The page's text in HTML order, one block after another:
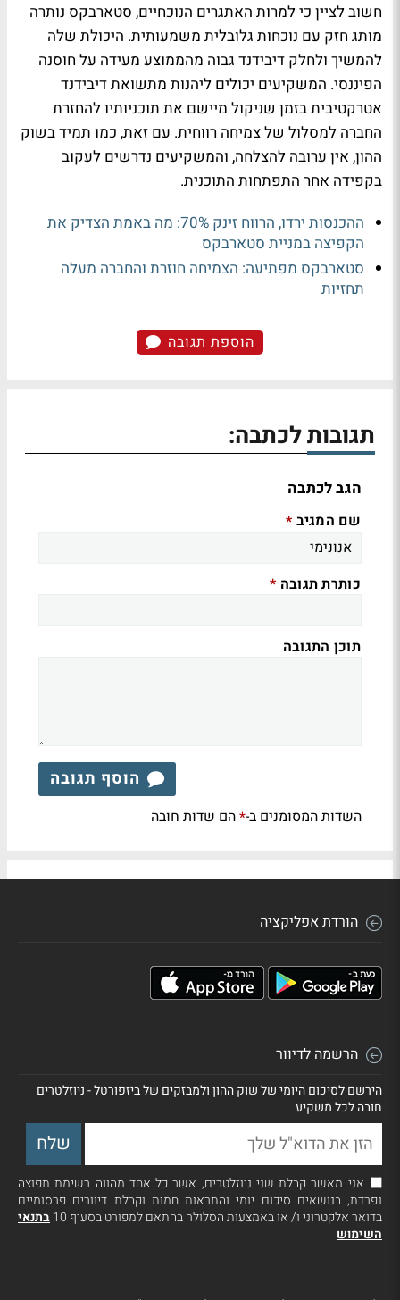
חשוב לציין כי למרות האתגרים הנוכחיים, סטארבקס נותרה
מותג חזק עם נוכחות גלובלית משמעותית. היכולת שלה
להמשיך ולחלק דיבידנד גבוה מהממוצע מעידה על חוסנה
הפיננסי. המשקיעים יכולים ליהנות מתשואת דיבידנד
אטרקטיבית בזמן שניקול מיישם את תוכניותיו להחזרת
החברה למסלול של צמיחה רווחית. עם זאת, כמו תמיד בשוק
ההון, אין ערובה להצלחה, והמשקיעים נדרשים לעקוב
בקפידה אחר התפתחות התוכנית.
ההכנסות ירדו, הרווח זינק 70%: מה באמת הצדיק את
הקפיצה במניית סטארבקס
סטארבקס מפתיעה: הצמיחה חוזרת והחברה מעלה
תחזיות
הוספת תגובה
תגובות לכתבה:
הגב לכתבה
שם המגיב *
כותרת תגובה *
תוכן התגובה
הוסף תגובה
השדות המסומנים ב-*הם שדות חובה
הורדת אפליקציה
הרשמה לדיוור
הירשם לסיכום היומי של שוק ההון ולמבזקים של ביזפורטל - ניוזלטרים
חובה לכל משקיע
אני מאשר קבלת שני ניוזלטרים, אשר כל אחד מהווה רשימת תפוצה
נפרדת, בנושאים סיכום יומי והתראות חמות וקבלת דיוורים פרסומיים
בדואר אלקטרוני ו/ או באמצעות הסלולר בהתאם למפורט בסעיף 10
בתנאי
השימוש